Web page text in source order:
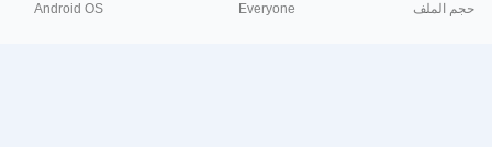
حجم الملف Everyone
Android OS